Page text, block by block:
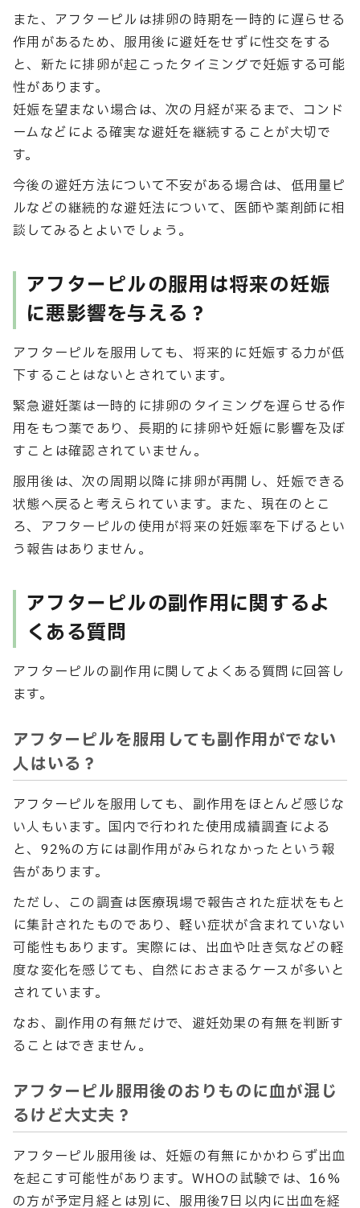
また、アフターピルは排卵の時期を一時的に遅らせる
作用があるため、服用後に避妊をせずに性交をする
と、新たに排卵が起こったタイミングで妊娠する可能
性があります。
妊娠を望まない場合は、次の月経が来るまで、コンド
ームなどによる確実な避妊を継続することが大切で
す。
今後の避妊方法について不安がある場合は、低用量ピ
ルなどの継続的な避妊法について、医師や薬剤師に相
談してみるとよいでしょう。
アフターピルの服用は将来の妊娠
に悪影響を与える？
アフターピルを服用しても、将来的に妊娠する力が低
下することはないとされています。
緊急避妊薬は一時的に排卵のタイミングを遅らせる作
用をもつ薬であり、長期的に排卵や妊娠に影響を及ぼ
すことは確認されていません。
服用後は、次の周期以降に排卵が再開し、妊娠できる
状態へ戻ると考えられています。また、現在のとこ
ろ、アフターピルの使用が将来の妊娠率を下げるとい
う報告はありません。
アフターピルの副作用に関するよ
くある質問
アフターピルの副作用に関してよくある質問に回答し
ます。
アフターピルを服用しても副作用がでない
人はいる？
アフターピルを服用しても、副作用をほとんど感じな
い人もいます。国内で行われた使用成績調査による
と、92%の方には副作用がみられなかったという報
告があります。
ただし、この調査は医療現場で報告された症状をもと
に集計されたものであり、軽い症状が含まれていない
可能性もあります。実際には、出血や吐き気などの軽
度な変化を感じても、自然におさまるケースが多いと
されています。
なお、副作用の有無だけで、避妊効果の有無を判断す
ることはできません。
アフターピル服用後のおりものに血が混じ
るけど大丈夫？
アフターピル服用後は、妊娠の有無にかかわらず出血
を起こす可能性があります。WHOの試験では、16%
の方が予定月経とは別に、服用後7日以内に出血を経